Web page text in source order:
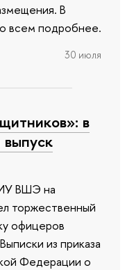
В
всем подробнее.
30 июля
в
ВШЭ на
торжественный
офицеров
из приказа
Федерации о